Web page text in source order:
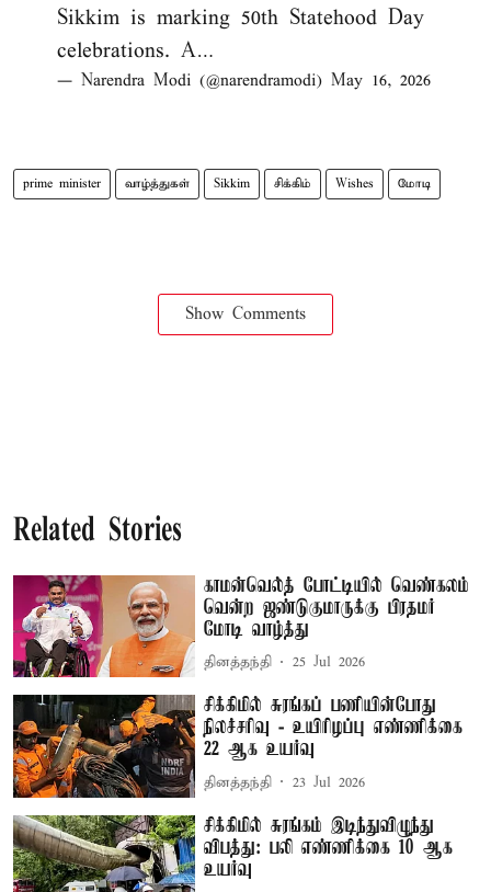
Sikkim is marking 50th Statehood Day
celebrations. A…
— Narendra Modi (@narendramodi) May 16, 2026
prime minister வாழ்த்துகள் Sikkim சிக்கிம் Wishes மோடி
Show Comments
Related Stories
காமன்வெல்த் போட்டியில் வெண்கலம்
வென்ற ஜண்டுகுமாருக்கு பிரதமர்
மோடி வாழ்த்து
தினத்தந்தி 25 Jul 2026
சிக்கிமில் சுரங்கப் பணியின்போது
நிலச்சரிவு - உயிரிழப்பு எண்ணிக்கை
22 ஆக உயர்வு
தினத்தந்தி 23 Jul 2026
சிக்கிமில் சுரங்கம் இடிந்துவிழுந்து
விபத்து: பலி எண்ணிக்கை 10 ஆக
உயர்வு